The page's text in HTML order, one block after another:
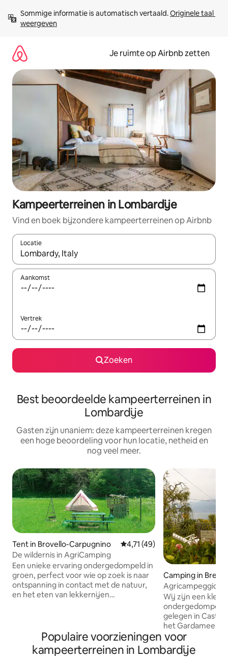
direct
naar
Sommige informatie is automatisch vertaald. Originele taal
weergeven
Je ruimte op Airbnb zetten
Kampeerterreinen in Lombardije
Vind en boek bijzondere kampeerterreinen op Airbnb
Locatie
Wanneer er suggesties beschikbaar zijn, maak je een keuze
Aankomst
Vertrek
Zoeken
Best beoordeelde kampeerterreinen in
Lombardije
Gasten zijn unaniem: deze kampeerterreinen kregen
een hoge beoordeling voor hun locatie, netheid en
nog veel meer.
Tent in Brovello-Carpugnino Gemiddelde beoordeling van
4,71 (49)
De wildernis in AgriCamping
Een unieke ervaring ondergedompeld in
groen, perfect voor wie op zoek is naar
ontspanning in contact met de natuur,
en het eten van lekkernijen
maken in de fantastische omgeving van
Mottarone Monte Falò voor liefhebbers
van de bergen de meren Maggiore en
Camping in
da
Agricampeggio
Campingplaats
Wij zijn een
ondergedompeld
gelegen in
het Gardameer.
elektriciteit en
caravans en
juiste voet te
Populaire voorzieningen voor
kampeerterreinen in Lombardije